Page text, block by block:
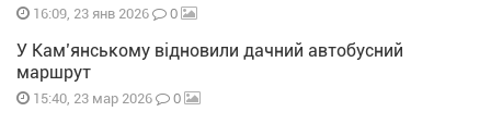
16:09, 23 янв 2026 0
У Кам’янському відновили дачний автобусний
маршрут
15:40, 23 мар 2026 0